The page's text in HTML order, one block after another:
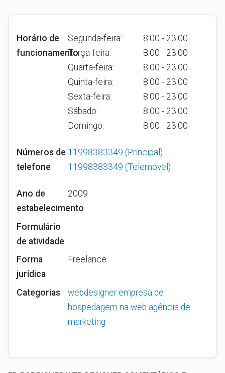
Horário de
funcionamento
Segunda-feira:
8:00 - 23:00
Terça-feira:
8:00 - 23:00
Quarta-feira:
8:00 - 23:00
Quinta-feira:
8:00 - 23:00
Sexta-feira:
8:00 - 23:00
Sábado:
8:00 - 23:00
Domingo:
8:00 - 23:00
Números de
telefone
11998383349 (Principal)
11998383349 (Telemóvel)
Ano de
estabelecimento
2009
Formulário
de atividade
Forma
jurídica
Freelance
Categorias webdesigner empresa de
hospedagem na web agência de
marketing